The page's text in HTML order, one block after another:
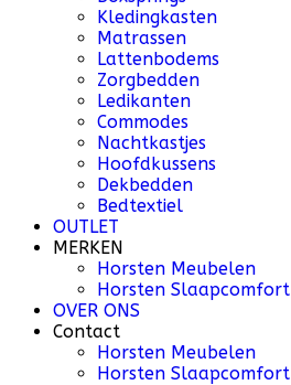
Kledingkasten
Matrassen
Lattenbodems
Zorgbedden
Ledikanten
Commodes
Nachtkastjes
Hoofdkussens
Dekbedden
Bedtextiel
OUTLET
MERKEN
Horsten Meubelen
Horsten Slaapcomfort
OVER ONS
Contact
Horsten Meubelen
Horsten Slaapcomfort